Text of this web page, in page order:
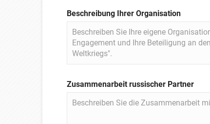
Beschreibung Ihrer Organisation
Zusammenarbeit russischer Partner